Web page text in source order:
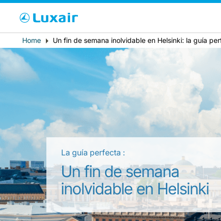
LuxairTours
País de residencia
Breadcrumb
Home Un fin de semana inolvidable en Helsinki: la guía
La guía perfecta :
Un fin de semana
inolvidable en Helsinki